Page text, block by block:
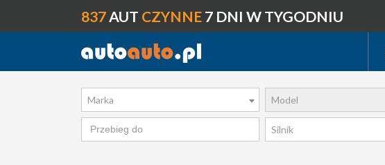
837AUT CZYNNE 7 DNI W TYGODNIU
Marka Model
Silnik